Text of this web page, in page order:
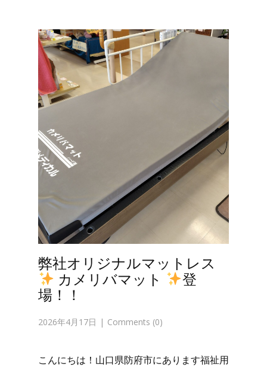
弊社オリジナルマットレス
カメリバマット
登
場！！
2026年4月17日 Comments (0)
こんにちは！山口県防府市にあります福祉用